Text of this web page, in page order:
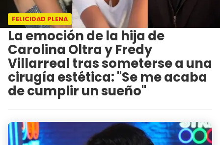
FELICIDAD PLENA
La emoción de la hija de
Carolina Oltra y Fredy
Villarreal tras someterse a una
cirugía estética: "Se me acaba
de cumplir un sueño"